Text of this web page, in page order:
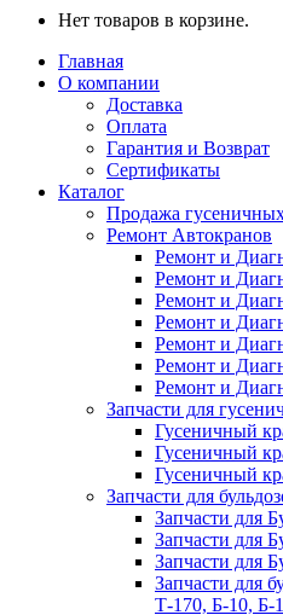
Нет товаров в корзине.
Главная
О компании
Доставка
Оплата
Гарантия и Возврат
Сертификаты
Каталог
Продажа
Ремонт Автокранов
Ремонт и
Ремонт и
Ремонт и
Ремонт и
Ремонт и
Ремонт и
Ремонт и
Запчасти для
Гусеничный
Гусеничный
Гусеничный
Запчасти для
Запчасти для
Запчасти для
Запчасти для
Запчасти для
Т-170, Б-10, Б-